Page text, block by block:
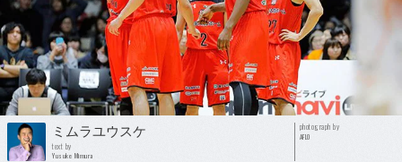
ミムラユウスケ
text by
Yusuke Mimura
photograph by
AFLO